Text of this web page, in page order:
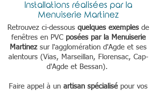
Installations réalisées par la
Menuiserie Martinez
Retrouvez ci-dessous quelques exemples de
fenêtres en PVC posées par la Menuiserie
Martinez sur l'agglomération d'Agde et ses
alentours (Vias, Marseillan, Florensac, Cap-
d'Agde et Bessan).
Faire appel à un artisan spécialisé pour vos